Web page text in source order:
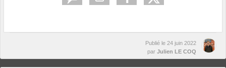
Publié le 24 juin 2022
par Julien LE COQ